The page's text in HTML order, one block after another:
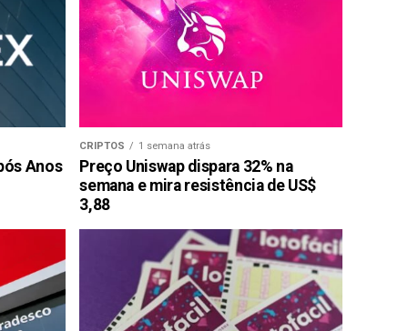
Anos
CRIPTOS 1 semana atrás
Preço Uniswap dispara 32% na
semana e mira resistência de US$
3,88